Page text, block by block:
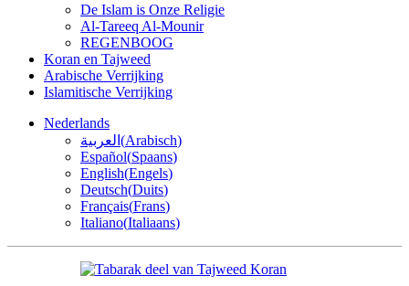
De Islam is Onze Religie
Al-Tareeq Al-Mounir
REGENBOOG
Koran en Tajweed
Arabische Verrijking
Islamitische Verrijking
Nederlands
العربية (Arabisch)
Español(Spaans)
English(Engels)
Deutsch(Duits)
Français(Frans)
Italiano(Italiaans)